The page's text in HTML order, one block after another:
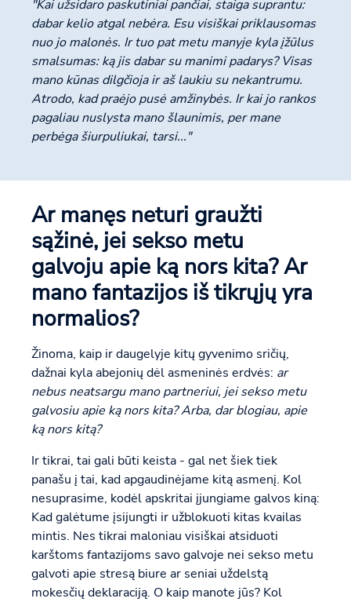
"Kai užsidaro paskutiniai pančiai, staiga suprantu:
dabar kelio atgal nebėra. Esu visiškai priklausomas
nuo jo malonės. Ir tuo pat metu manyje kyla įžūlus
smalsumas: ką jis dabar su manimi padarys? Visas
mano kūnas dilgčioja ir aš laukiu su nekantrumu.
Atrodo, kad praėjo pusė amžinybės. Ir kai jo rankos
pagaliau nuslysta mano šlaunimis, per mane
perbėga šiurpuliukai, tarsi..."
Ar manęs neturi graužti
sąžinė, jei sekso metu
galvoju apie ką nors kita? Ar
mano fantazijos iš tikrųjų yra
normalios?
Žinoma, kaip ir daugelyje kitų gyvenimo sričių,
dažnai kyla abejonių dėl asmeninės erdvės: ar
nebus neatsargu mano partneriui, jei sekso metu
galvosiu apie ką nors kita? Arba, dar blogiau, apie
ką nors kitą?
Ir tikrai, tai gali būti keista - gal net šiek tiek
panašu į tai, kad apgaudinėjame kitą asmenį. Kol
nesuprasime, kodėl apskritai įjungiame galvos kiną:
Kad galėtume įsijungti ir užblokuoti kitas kvailas
mintis. Nes tikrai maloniau visiškai atsiduoti
karštoms fantazijoms savo galvoje nei sekso metu
galvoti apie stresą biure ar seniai uždelstą
mokesčių deklaraciją. O kaip manote jūs? Kol